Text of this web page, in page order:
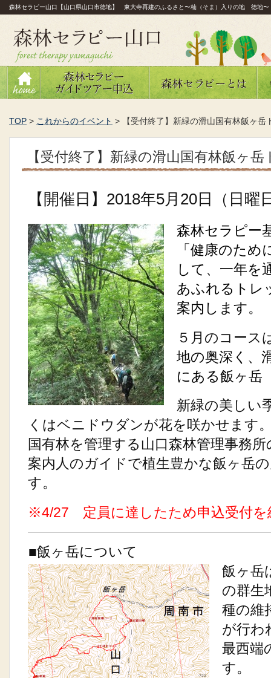
森林セラピー山口【山口県山口市徳地】 東大寺再建のふるさと〜杣（そま）入りの地 徳地〜
TOP > これからのイベント > 【受付終了】新緑の滑山国有林飯ヶ岳
【受付終了】新緑の滑山国有林飯ヶ
【開催日】2018年5月20日（日曜
森林セラピー
「健康のた
して、一年を
あふれるトレ
案内します。
５月のコース
地の奥深く、
にある飯ヶ岳
新緑の美しい
くはベニドウダンが花を咲かせます
国有林を管理する山口森林管理事務
案内人のガイドで植生豊かな飯ヶ岳
す。
※4/27 定員に達したため申込受付を
■飯ヶ岳について
飯ヶ岳
の群生
種の維
が行わ
最西端
す。